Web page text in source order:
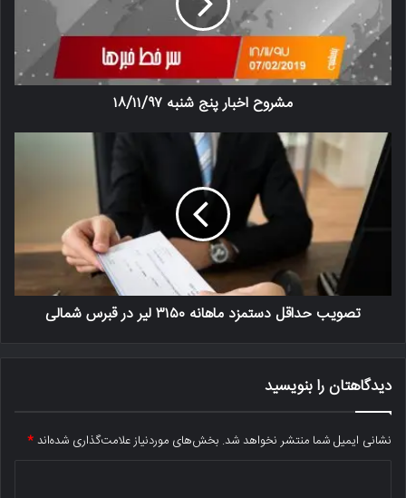
مشروح اخبار پنج شنبه ‍۱۸/۱۱/۹۷
تصویب حداقل دستمزد ماهانه ۳۱۵۰ لیر در قبرس شمالی
دیدگاهتان را بنویسید
نشانی ایمیل شما منتشر نخواهد شد. بخش‌های موردنیاز علامت‌گذاری شده‌اند*